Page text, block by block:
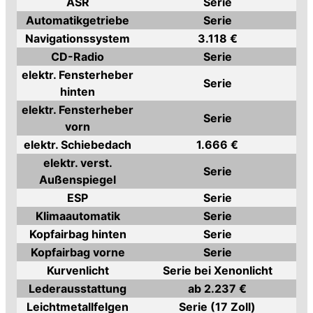
Automatikgetriebe
Serie
Navigationssystem
3.118 €
CD-Radio
Serie
elektr. Fensterheber
hinten
Serie
elektr. Fensterheber
vorn
Serie
elektr. Schiebedach
1.666 €
elektr. verst.
Außenspiegel
Serie
ESP
Serie
Klimaautomatik
Serie
Kopfairbag hinten
Serie
Kopfairbag vorne
Serie
Kurvenlicht
Serie bei Xenonlicht
Lederausstattung
ab 2.237 €
Leichtmetallfelgen
Serie (17 Zoll)